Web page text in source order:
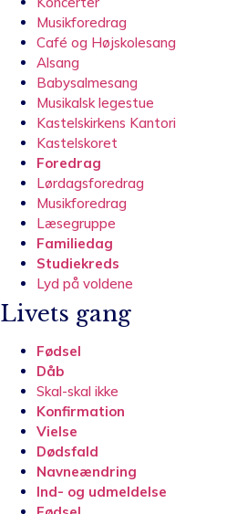
Musikforedrag
Café og Højskolesang
Alsang
Babysalmesang
Musikalsk legestue
Kastelskirkens Kantori
Kastelskoret
Foredrag
Lørdagsforedrag
Musikforedrag
Læsegruppe
Familiedag
Studiekreds
Lyd på voldene
Livets gang
Fødsel
Dåb
Skal-skal ikke
Konfirmation
Vielse
Dødsfald
Navneændring
Ind- og udmeldelse